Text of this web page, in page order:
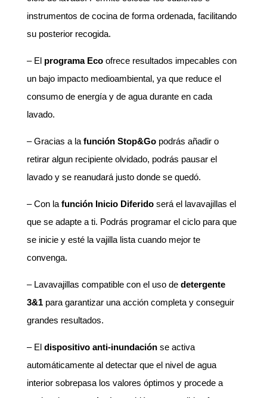
instrumentos de cocina de forma ordenada, facilitando
su posterior recogida.
– El programa Ecoofrece resultados impecables con
un bajo impacto medioambiental, ya que reduce el
consumo de energía y de agua durante en cada
lavado.
– Gracias a la función Stop&Gopodrás añadir o
retirar algun recipiente olvidado, podrás pausar el
lavado y se reanudará justo donde se quedó.
– Con la función Inicio Diferidoserá el lavavajillas el
que se adapte a ti. Podrás programar el ciclo para que
se inicie y esté la vajilla lista cuando mejor te
convenga.
– Lavavajillas compatible con el uso de detergente
3&1para garantizar una acción completa y conseguir
grandes resultados.
– El dispositivo anti-inundaciónse activa
automáticamente al detectar que el nivel de agua
interior sobrepasa los valores óptimos y procede a